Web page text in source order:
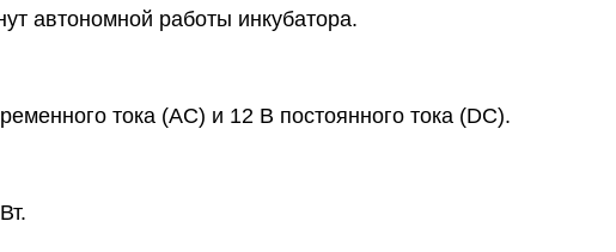
автономной работы инкубатора.
тока (AC) и 12 В постоянного тока (DC).